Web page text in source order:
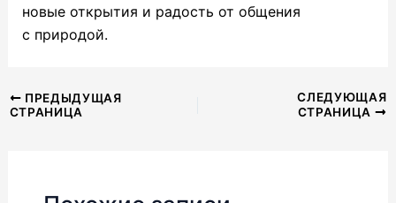
новые открытия и радость от общения
с природой.
Навигация
по
ПРЕДЫДУЩАЯ
СТРАНИЦА
СЛЕДУЮЩАЯ
СТРАНИЦА